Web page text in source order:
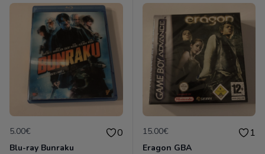
5.00€ 0
Blu-ray Bunraku
15.00€ 1
Eragon GBA